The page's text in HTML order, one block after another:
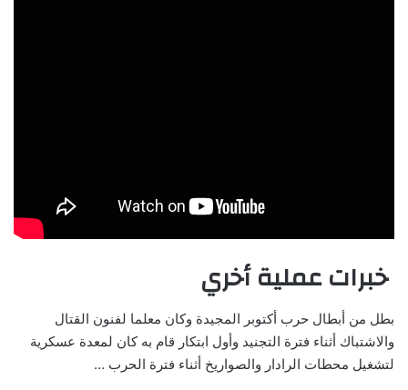
خبرات عملية أخري
بطل من أبطال حرب أكتوبر المجيدة وكان معلما لفنون القتال
والاشتباك أثناء فترة التجنيد وأول ابتكار قام به كان لمعدة عسكرية
لتشغيل محطات الرادار والصواريخ أثناء فترة الحرب …